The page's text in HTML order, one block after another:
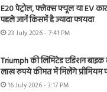
E20 पेट्रोल, फ्लेक्स फ्यूल या EV
पहले जानें किसमें है ज्यादा फायदा
23 July 2026 - 7:41 PM
Triumph की लिमिटेड एडिशन बाइक
लाख रुपये कीमत में मिलेंगे प्रीमियम
16 July 2026 - 3:17 PM